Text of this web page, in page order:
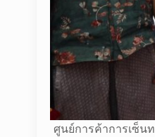
ศูนย์การค้าการเซ็น